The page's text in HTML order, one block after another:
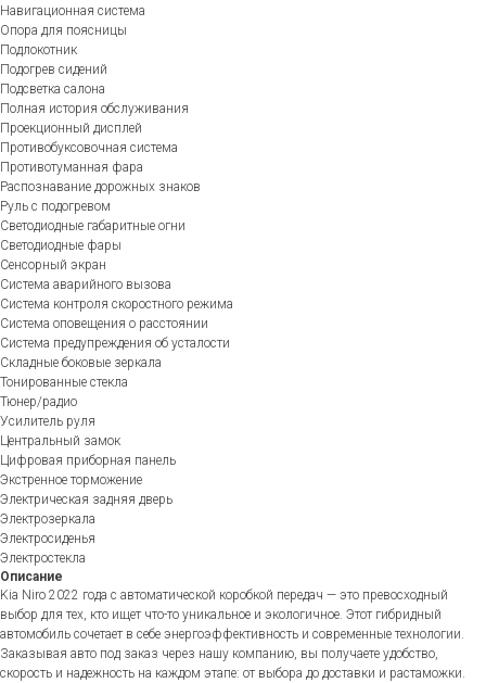
Навигационная система
Опора для поясницы
Подлокотник
Подогрев сидений
Подсветка салона
Полная история обслуживания
Проекционный дисплей
Противобуксовочная система
Противотуманная фара
Распознавание дорожных знаков
Руль с подогревом
Светодиодные габаритные огни
Светодиодные фары
Сенсорный экран
Система аварийного вызова
Система контроля скоростного режима
Система оповещения о расстоянии
Система предупреждения об усталости
Складные боковые зеркала
Тонированные стекла
Тюнер/радио
Усилитель руля
Центральный замок
Цифровая приборная панель
Экстренное торможение
Электрическая задняя дверь
Электрозеркала
Электросиденья
Электростекла
Описание
Kia Niro 2022 года с автоматической коробкой передач — это превосходный
выбор для тех, кто ищет что-то уникальное и экологичное. Этот гибридный
автомобиль сочетает в себе энергоэффективность и современные технологии.
Заказывая авто под заказ через нашу компанию, вы получаете удобство,
скорость и надежность на каждом этапе: от выбора до доставки и растаможки.